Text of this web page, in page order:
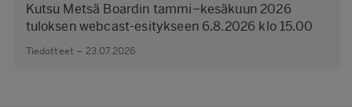
Kutsu Metsä Boardin tammi–kesäkuun 2026
tuloksen webcast-esitykseen 6.8.2026 klo 15.00
Tiedotteet – 23.07.2026